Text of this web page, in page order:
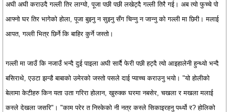
अघी अघी कराउदै गल्ली तिर लाग्यो, पूजा पछी पछी लखेट्दै गल्ली तिरै गई। अब त्यो फुच्चे पो
आफ्नो घर तिर भागेको होला, पूजा बुझ्नु न सुझ्नु सँग चिन्नु न जान्नु को गल्ली मा छिरी। मलाई
आपत, गल्ली भित्र छिर्ने कि बाहिर कुर्ने जस्तो।
गल्ली मा जाउँ कि नजाउँ भन्दै दुई पाइला अघी सार्दै फेरी पछी हट्दै त्यो आइहालेनी हुन्थ्यो भन्दै
बसिराथे, एउटा झन्डै बाबाको उमेरको जस्तो पसले दाई प्याच्च कराउनु भयो। "यो होलीको
बेलामा केटीहरु किन यता उता गरिरा होलान, खुरुक्क घरमा नबसेर, चखला र मखला मलाई
कस्ले देखला जसरि"। "काम परेर त निस्केको नी नत्र कस्ले सिकाइरहनु पर्थ्यो र? होलिको